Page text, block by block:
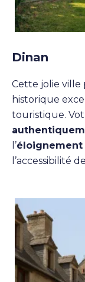
Dinan
Cette jolie ville
historique
touristique.
l’éloignement
l’accessibilité